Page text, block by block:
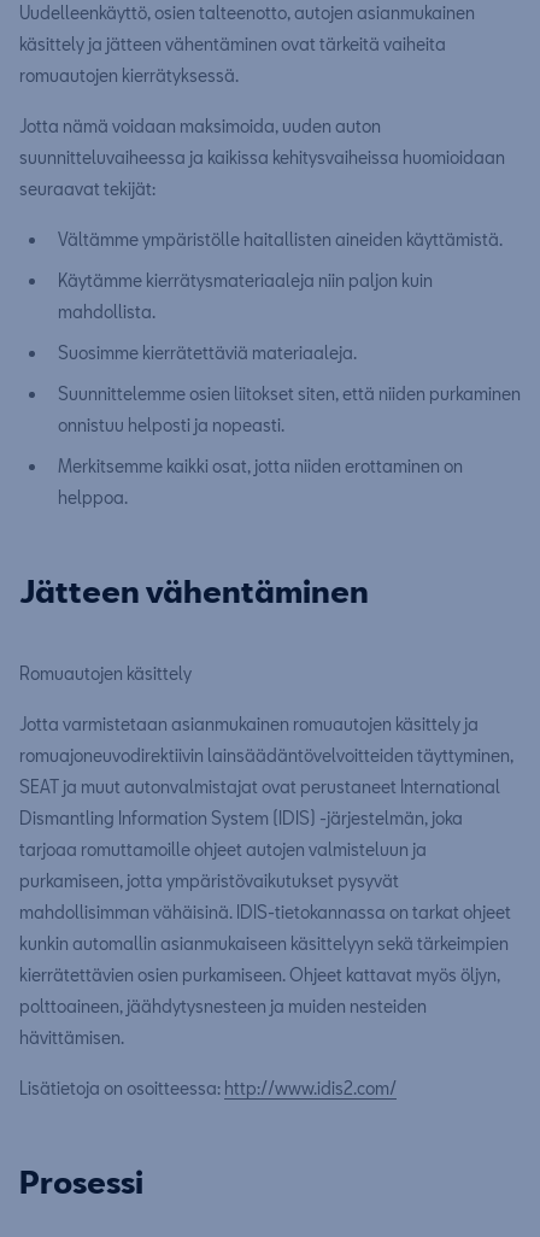
Uudelleenkäyttö, osien talteenotto, autojen asianmukainen
käsittely ja jätteen vähentäminen ovat tärkeitä vaiheita
romuautojen kierrätyksessä.
Jotta nämä voidaan maksimoida, uuden auton
suunnitteluvaiheessa ja kaikissa kehitysvaiheissa huomioidaan
seuraavat tekijät:
Vältämme ympäristölle haitallisten aineiden käyttämistä.
Käytämme kierrätysmateriaaleja niin paljon kuin
mahdollista.
Suosimme kierrätettäviä materiaaleja.
Suunnittelemme osien liitokset siten, että niiden purkaminen
onnistuu helposti ja nopeasti.
Merkitsemme kaikki osat, jotta niiden erottaminen on
helppoa.
Jätteen vähentäminen
Romuautojen käsittely
Jotta varmistetaan asianmukainen romuautojen käsittely ja
romuajoneuvodirektiivin lainsäädäntövelvoitteiden täyttyminen,
SEAT ja muut autonvalmistajat ovat perustaneet International
Dismantling Information System (IDIS) -järjestelmän, joka
tarjoaa romuttamoille ohjeet autojen valmisteluun ja
purkamiseen, jotta ympäristövaikutukset pysyvät
mahdollisimman vähäisinä. IDIS-tietokannassa on tarkat ohjeet
kunkin automallin asianmukaiseen käsittelyyn sekä tärkeimpien
kierrätettävien osien purkamiseen. Ohjeet kattavat myös öljyn,
polttoaineen, jäähdytysnesteen ja muiden nesteiden
hävittämisen.
Lisätietoja on osoitteessa: http://www.idis2.com/
Prosessi